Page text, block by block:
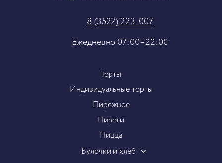
8 (3522) 223-007
Ежедневно 07:00–22:00
Торты
Индивидуальные торты
Пирожное
Пироги
Пицца
Булочки и хлеб